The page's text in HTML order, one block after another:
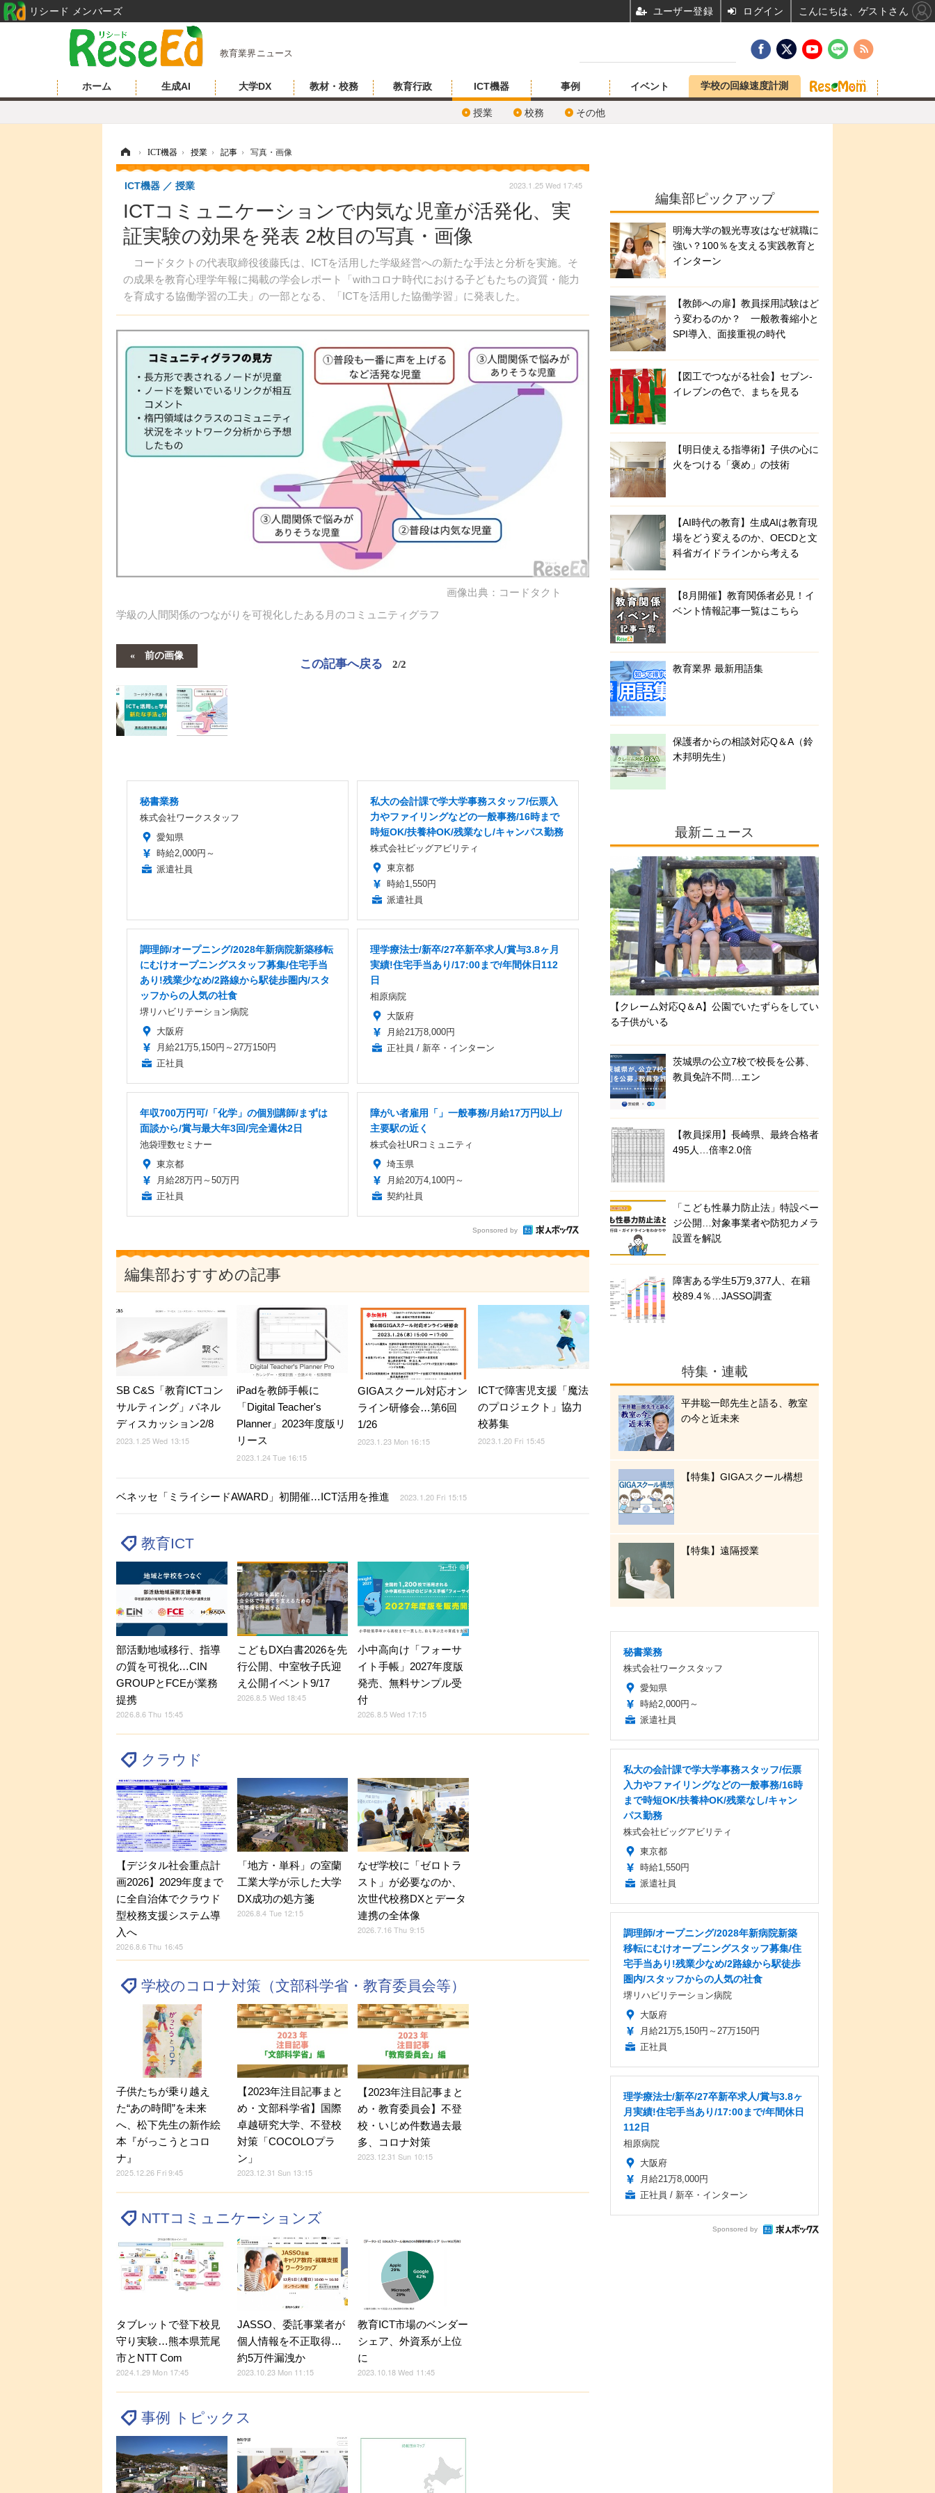
教育業界ニュース
ホーム 生成AI 大学DX 教材・校務 教育行政 ICT機器
授業 校務 その他
事例 イベント 学校の回線速度計測
› ICT機器 › 授業 › 記事 › 写真・画像
ICTコミュニケーションで内気な児童が活発化、実
証実験の効果を発表 2枚目の写真・画像
コードタクトの代表取締役後藤氏は、ICTを活用した学級経営への新たな手法と分析を実施。そ
の成果を教育心理学年報に掲載の学会レポート「withコロナ時代における子どもたちの資質・能力
を育成する協働学習の工夫」の一部となる、「ICTを活用した協働学習」に発表した。
ICT機器 授業 2023.1.25 Wed 17:45
画像出典：コードタクト
学級の人間関係のつながりを可視化したある月のコミュニティグラフ
前の画像
この記事へ戻る 2/2
秘書業務
株式会社ワークスタッフ
愛知県
時給2,000円～
派遣社員
私大の会計課で学大学事務スタッフ/伝票入
力やファイリングなどの一般事務/16時まで
時短OK/扶養枠OK/残業なし/キャンパス勤務
株式会社ビッグアビリティ
東京都
時給1,550円
派遣社員
調理師/オープニング/2028年新病院新築移転
にむけオープニングスタッフ募集/住宅手当
あり!残業少なめ/2路線から駅徒歩圏内/スタ
ッフからの人気の社食
堺リハビリテーション病院
大阪府
月給21万5,150円～27万150円
正社員
理学療法士/新卒/27卒新卒求人/賞与3.8ヶ月
実績!住宅手当あり/17:00まで/年間休日112
日
相原病院
大阪府
月給21万8,000円
正社員 / 新卒・インターン
年収700万円可/「化学」の個別講師/まずは
面談から/賞与最大年3回/完全週休2日
池袋理数セミナー
東京都
月給28万円～50万円
正社員
障がい者雇用「」一般事務/月給17万円以上/
主要駅の近く
株式会社URコミュニティ
埼玉県
月給20万4,100円～
契約社員
Sponsored by
編集部おすすめの記事
SB C&S「教育ICTコン
サルティング」パネル
ディスカッション2/8
2023.1.25 Wed 13:15
iPadを教師手帳に
「Digital Teacher's
Planner」2023年度版リ
リース
2023.1.24 Tue 16:15
GIGAスクール対応オン
ライン研修会…第6回
1/26
2023.1.23 Mon 16:15
ICTで障害児支援「魔法
のプロジェクト」協力
校募集
2023.1.20 Fri 15:45
ベネッセ「ミライシードAWARD」初開催…ICT活用を推進 2023.1.20 Fri 15:15
教育ICT
部活動地域移行、指導
の質を可視化…CIN
GROUPとFCEが業務
提携
2026.8.6 Thu 15:45
こどもDX白書2026を先
行公開、中室牧子氏迎
え公開イベント9/17
2026.8.5 Wed 18:45
小中高向け「フォーサ
イト手帳」2027年度版
発売、無料サンプル受
付
2026.8.5 Wed 17:15
クラウド
【デジタル社会重点計
画2026】2029年度まで
に全自治体でクラウド
型校務支援システム導
入へ
2026.8.6 Thu 16:45
「地方・単科」の室蘭
工業大学が示した大学
DX成功の処方箋
2026.8.4 Tue 12:15
なぜ学校に「ゼロトラ
スト」が必要なのか、
次世代校務DXとデータ
連携の全体像
2026.7.16 Thu 9:15
学校のコロナ対策（文部科学省・教育委員会等）
子供たちが乗り越え
た“あの時間”を未来
へ、松下先生の新作絵
本『がっこうとコロ
ナ』
2025.12.26 Fri 9:45
【2023年注目記事まと
め・文部科学省】国際
卓越研究大学、不登校
対策「COCOLOプラ
ン」
2023.12.31 Sun 13:15
【2023年注目記事まと
め・教育委員会】不登
校・いじめ件数過去最
多、コロナ対策
2023.12.31 Sun 10:15
NTTコミュニケーションズ
タブレットで登下校見
守り実験…熊本県荒尾
市とNTT Com
2024.1.29 Mon 17:45
JASSO、委託事業者が
個人情報を不正取得…
約5万件漏洩か
2023.10.23 Mon 11:15
教育ICT市場のベンダー
シェア、外資系が上位
に
2023.10.18 Wed 11:45
事例 トピックス
編集部ピックアップ
明海大学の観光専攻はなぜ就職に
強い？100％を支える実践教育と
インターン
【教師への扉】教員採用試験はど
う変わるのか？ 一般教養縮小と
SPI導入、面接重視の時代
【図工でつながる社会】セブン‐
イレブンの色で、まちを見る
【明日使える指導術】子供の心に
火をつける「褒め」の技術
【AI時代の教育】生成AIは教育現
場をどう変えるのか、OECDと文
科省ガイドラインから考える
【8月開催】教育関係者必見！イ
ベント情報記事一覧はこちら
教育業界 最新用語集
保護者からの相談対応Q＆A（鈴
木邦明先生）
最新ニュース
【クレーム対応Q＆A】公園でいたずらをしてい
る子供がいる
茨城県の公立7校で校長を公募、
教員免許不問…エン
【教員採用】長崎県、最終合格者
495人…倍率2.0倍
「こども性暴力防止法」特設ペー
ジ公開…対象事業者や防犯カメラ
設置を解説
障害ある学生5万9,377人、在籍
校89.4％…JASSO調査
特集・連載
平井聡一郎先生と語る、教室
の今と近未来
【特集】GIGAスクール構想
【特集】遠隔授業
秘書業務
株式会社ワークスタッフ
愛知県
時給2,000円～
派遣社員
私大の会計課で学大学事務スタッフ/伝票
入力やファイリングなどの一般事務/16時
まで時短OK/扶養枠OK/残業なし/キャン
パス勤務
株式会社ビッグアビリティ
東京都
時給1,550円
派遣社員
調理師/オープニング/2028年新病院新築
移転にむけオープニングスタッフ募集/住
宅手当あり!残業少なめ/2路線から駅徒歩
圏内/スタッフからの人気の社食
堺リハビリテーション病院
大阪府
月給21万5,150円～27万150円
正社員
理学療法士/新卒/27卒新卒求人/賞与3.8ヶ
月実績!住宅手当あり/17:00まで/年間休日
112日
相原病院
大阪府
月給21万8,000円
正社員 / 新卒・インターン
Sponsored by
リシード メンバーズ ユーザー登録 ログイン こんにちは、ゲストさん